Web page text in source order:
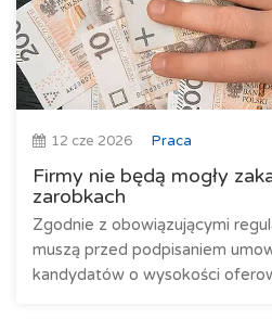
12 cze 2026 Praca
Firmy nie będą mogły
zarobkach
Zgodnie z obowiązującymi
muszą przed podpisaniem
kandydatów o wysokości